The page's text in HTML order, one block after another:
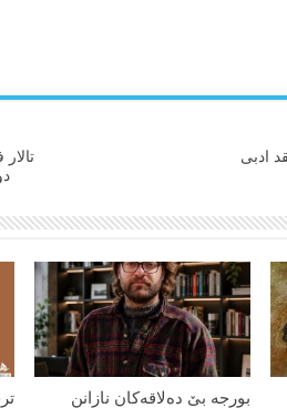
ادبی
بورجە بێ دەلاقەکان نازانن